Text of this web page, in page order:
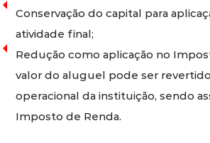
Conservação do capital para
atividade final;
Redução como aplicação no
valor do aluguel pode ser
operacional da instituição, sendo
Imposto de Renda.